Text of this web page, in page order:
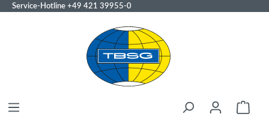
Service-Hotline +49 421 39955-0